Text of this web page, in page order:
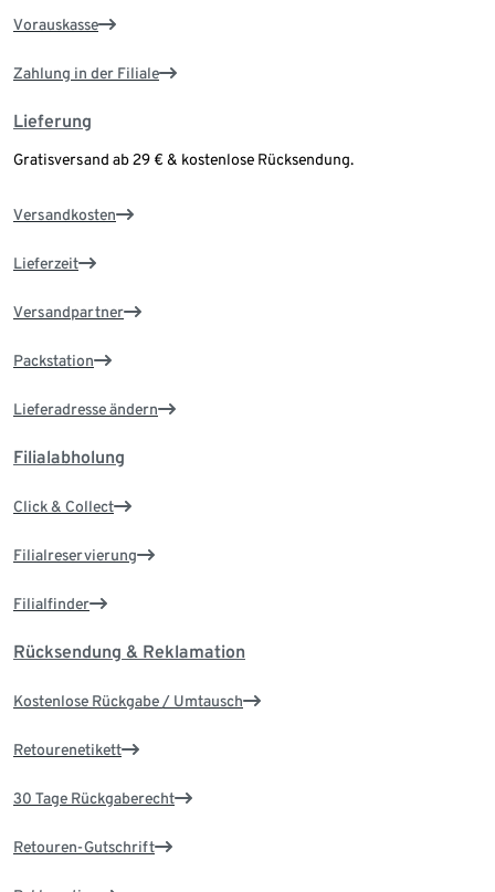
Vorauskasse
Zahlung in der Filiale
Lieferung
Gratisversand ab 29 € & kostenlose Rücksendung.
Versandkosten
Lieferzeit
Versandpartner
Packstation
Lieferadresse ändern
Filialabholung
Click & Collect
Filialreservierung
Filialfinder
Rücksendung & Reklamation
Kostenlose Rückgabe / Umtausch
Retourenetikett
30 Tage Rückgaberecht
Retouren-Gutschrift